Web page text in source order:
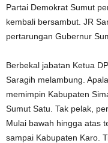
Partai Demokrat Sumut
kembali bersambut. JR
pertarungan Gubernur
Berbekal jabatan Ketua
Saragih melambung.
memimpin Kabupaten
Sumut Satu. Tak pelak,
Mulai bawah hingga atas
sampai Kabupaten Karo.